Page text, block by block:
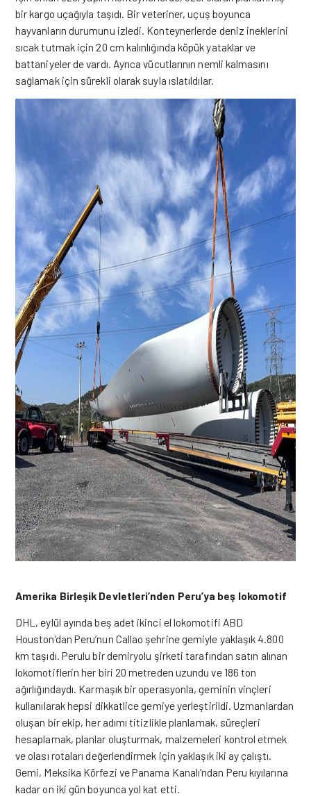
bir kargo uçağıyla taşıdı. Bir veteriner, uçuş boyunca
hayvanların durumunu izledi. Konteynerlerde deniz ineklerini
sıcak tutmak için 20 cm kalınlığında köpük yataklar ve
battaniyeler de vardı. Ayrıca vücutlarının nemli kalmasını
sağlamak için sürekli olarak suyla ıslatıldılar.
Amerika Birleşik Devletleri’nden Peru’ya beş lokomotif
DHL, eylül ayında beş adet ikinci el lokomotifi ABD
Houston’dan Peru’nun Callao şehrine gemiyle yaklaşık 4.800
km taşıdı. Perulu bir demiryolu şirketi tarafından satın alınan
lokomotiflerin her biri 20 metreden uzundu ve 186 ton
ağırlığındaydı. Karmaşık bir operasyonla, geminin vinçleri
kullanılarak hepsi dikkatlice gemiye yerleştirildi. Uzmanlardan
oluşan bir ekip, her adımı titizlikle planlamak, süreçleri
hesaplamak, planlar oluşturmak, malzemeleri kontrol etmek
ve olası rotaları değerlendirmek için yaklaşık iki ay çalıştı.
Gemi, Meksika Körfezi ve Panama Kanalı’ndan Peru kıyılarına
kadar on iki gün boyunca yol kat etti.